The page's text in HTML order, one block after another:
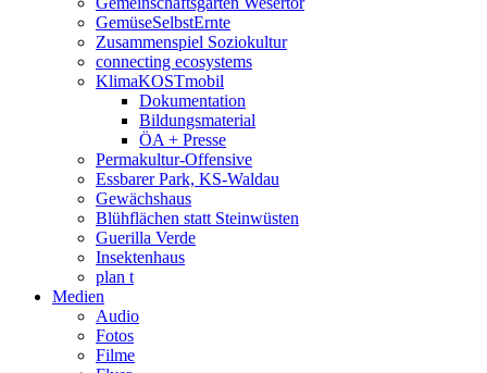
GemüseSelbstErnte
Zusammenspiel Soziokultur
connecting ecosystems
KlimaKOSTmobil
Dokumentation
Bildungsmaterial
ÖA + Presse
Permakultur-Offensive
Essbarer Park, KS-Waldau
Gewächshaus
Blühflächen statt Steinwüsten
Guerilla Verde
Insektenhaus
plan t
Medien
Audio
Fotos
Filme